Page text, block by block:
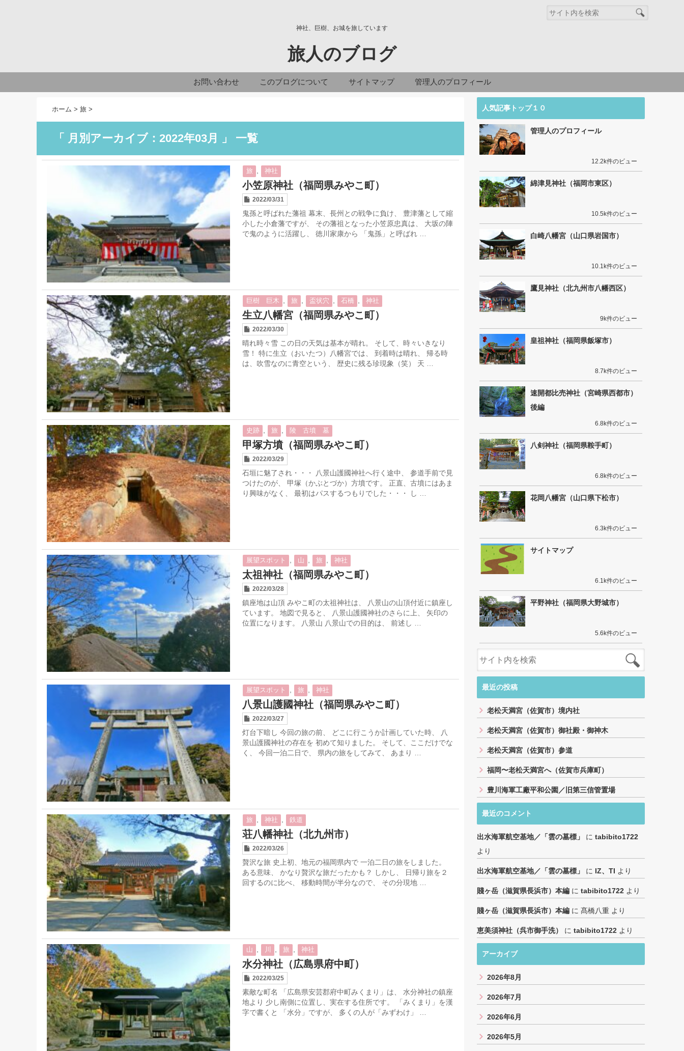
神社、巨樹、お城を旅しています
旅人のブログ
お問い合わせ このブログについて サイトマップ 管理人のプロフィール
ホーム > 旅 >
「 月別アーカイブ：2022年03月 」 一覧
旅 , 神社
小笠原神社（福岡県みやこ町）
2022/03/31
鬼孫と呼ばれた藩祖 幕末、長州との戦争に負け、 豊津藩として縮
小した小倉藩ですが、 その藩祖となった小笠原忠真は、 大坂の陣
で鬼のように活躍し、 徳川家康から 「鬼孫」と呼ばれ …
巨樹 巨木 , 旅 , 盃状穴 , 石橋 , 神社
生立八幡宮（福岡県みやこ町）
2022/03/30
晴れ時々雪 この日の天気は基本が晴れ。 そして、時々いきなり
雪！ 特に生立（おいたつ）八幡宮では、 到着時は晴れ、 帰る時
は、吹雪なのに青空という、 歴史に残る珍現象（笑） 天 …
史跡 , 旅 , 陵 古墳 墓
甲塚方墳（福岡県みやこ町）
2022/03/29
石垣に魅了され・・・ 八景山護國神社へ行く途中、 参道手前で見
つけたのが、 甲塚（かぶとづか）方墳です。 正直、古墳にはあま
り興味がなく、 最初はパスするつもりでした・・・ し …
展望スポット , 山 , 旅 , 神社
太祖神社（福岡県みやこ町）
2022/03/28
鎮座地は山頂 みやこ町の太祖神社は、 八景山の山頂付近に鎮座し
ています。 地図で見ると、 八景山護國神社のさらに上、 矢印の
位置になります。 八景山 八景山での目的は、 前述し …
展望スポット , 旅 , 神社
八景山護國神社（福岡県みやこ町）
2022/03/27
灯台下暗し 今回の旅の前、 どこに行こうか計画していた時、 八
景山護國神社の存在を 初めて知りました。 そして、ここだけでな
く、 今回一泊二日で、 県内の旅をしてみて、 あまり …
旅 , 神社 , 鉄道
荘八幡神社（北九州市）
2022/03/26
贅沢な旅 史上初、地元の福岡県内で 一泊二日の旅をしました。
ある意味、 かなり贅沢な旅だったかも？ しかし、 日帰り旅を２
回するのに比べ、 移動時間が半分なので、 その分現地 …
山 , 川 , 旅 , 神社
水分神社（広島県府中町）
2022/03/25
素敵な町名 「広島県安芸郡府中町みくまり」は、 水分神社の鎮座
地より 少し南側に位置し、実在する住所です。 「みくまり」を漢
字で書くと 「水分」ですが、 多くの人が「みずわけ」 …
人気記事トップ１０
管理人のプロフィール
12.2k件のビュー
綿津見神社（福岡市東区）
10.5k件のビュー
白崎八幡宮（山口県岩国市）
10.1k件のビュー
鷹見神社（北九州市八幡西区）
9k件のビュー
皇祖神社（福岡県飯塚市）
8.7k件のビュー
速開都比売神社（宮崎県西都市）
後編
6.8k件のビュー
八剣神社（福岡県鞍手町）
6.8k件のビュー
花岡八幡宮（山口県下松市）
6.3k件のビュー
サイトマップ
6.1k件のビュー
平野神社（福岡県大野城市）
5.6k件のビュー
最近の投稿
老松天満宮（佐賀市）境内社
老松天満宮（佐賀市）御社殿・御神木
老松天満宮（佐賀市）参道
福岡〜老松天満宮へ（佐賀市兵庫町）
豊川海軍工廠平和公園／旧第三信管置場
最近のコメント
出水海軍航空基地／「雲の墓標」 に tabibito1722
より
出水海軍航空基地／「雲の墓標」 に IZ、TI より
賤ヶ岳（滋賀県長浜市）本編 に tabibito1722 より
賤ヶ岳（滋賀県長浜市）本編 に 髙橋八重 より
恵美須神社（呉市御手洗） に tabibito1722 より
アーカイブ
2026年8月
2026年7月
2026年6月
2026年5月